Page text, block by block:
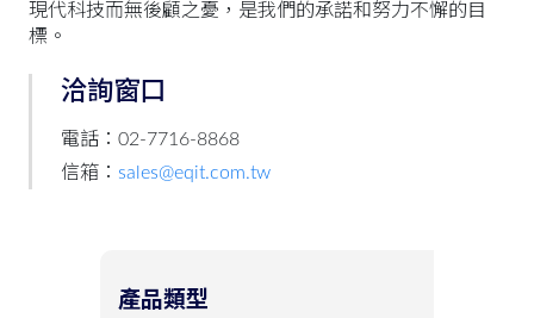
現代科技而無後顧之憂，是我們的承諾和努力不懈的目
標。
洽詢窗口
電話：02-7716-8868
信箱： sales@eqit.com.tw
產品類型